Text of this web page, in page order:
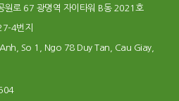
원로 67 광명역 자이타워 B동 2021호
4번지
So 1, Ngo 78 Duy Tan, Cau Giay,